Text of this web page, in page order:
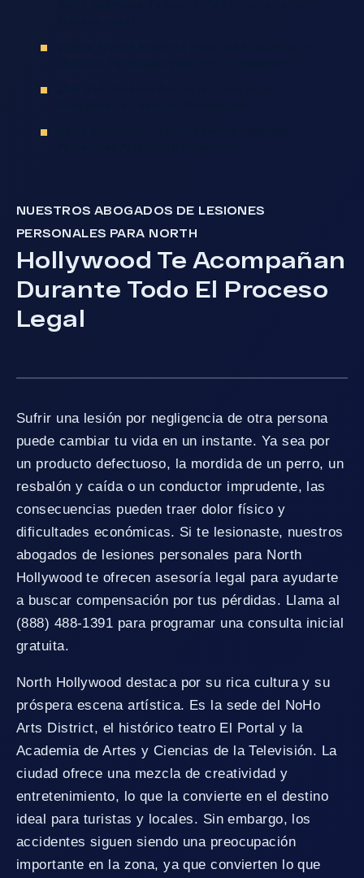
NUESTROS ABOGADOS DE LESIONES
PERSONALES PARA NORTH
Hollywood Te Acompañan
Durante Todo El Proceso
Legal
Sufrir una lesión por negligencia de otra persona
puede cambiar tu vida en un instante. Ya sea por
un producto defectuoso, la mordida de un perro, un
resbalón y caída o un conductor imprudente, las
consecuencias pueden traer dolor físico y
dificultades económicas. Si te lesionaste, nuestros
abogados de lesiones personales para North
Hollywood te ofrecen asesoría legal para ayudarte
a buscar compensación por tus pérdidas. Llama al
(888) 488-1391 para programar una consulta inicial
gratuita.
North Hollywood destaca por su rica cultura y su
próspera escena artística. Es la sede del NoHo
Arts District, el histórico teatro El Portal y la
Academia de Artes y Ciencias de la Televisión. La
ciudad ofrece una mezcla de creatividad y
entretenimiento, lo que la convierte en el destino
ideal para turistas y locales. Sin embargo, los
accidentes siguen siendo una preocupación
importante en la zona, ya que convierten lo que